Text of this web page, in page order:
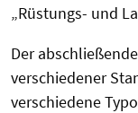
„Rüstungs- und
Der
verschiedener
verschiedene